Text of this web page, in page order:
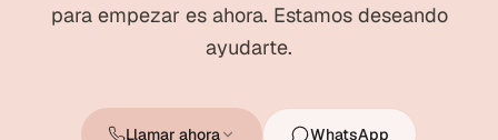
para empezar es ahora. Estamos deseando
ayudarte.
Llamar ahora WhatsApp